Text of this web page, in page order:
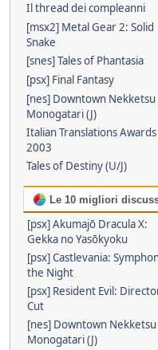
Il thread dei compleanni
[msx2] Metal Gear 2: Solid
Snake
[snes] Tales of Phantasia
[psx] Final Fantasy
[nes] Downtown Nekketsu
Monogatari (J)
Italian Translations Awards
2003
Tales of Destiny (U/J)
Le 10 migliori
[psx] Akumajō Dracula X:
Gekka no Yasōkyoku
[psx] Castlevania:
the Night
[psx] Resident Evil:
Cut
[nes] Downtown Nekketsu
Monogatari (J)